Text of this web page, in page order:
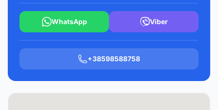
WhatsApp Viber
+38598588758